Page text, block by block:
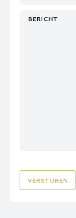
Bericht